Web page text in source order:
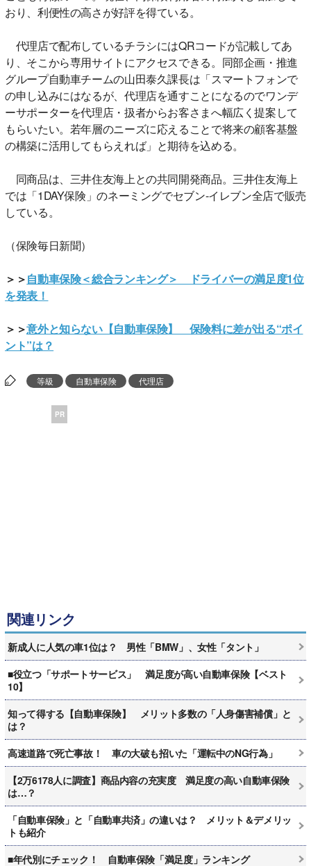
おり、利便性の高さが好評を得ている。
代理店で配布しているチラシにはQRコードが記載してあ
り、そこから専用サイトにアクセスできる。同部企画・推進
グループ自動車チームの山田泰久課長は「スマートフォンで
の申し込みにはなるが、代理店を通すことになるのでワンデ
ーサポーターを代理店・扱者からお客さまへ幅広く提案して
もらいたい。若年層のニーズに応えることで将来の顧客基盤
の構築に活用してもらえれば」と期待を込める。
同商品は、三井住友海上との共同開発商品。三井住友海上
では「1DAY保険」のネーミングでセブン-イレブン全店で販売
している。
（保険毎日新聞）
＞＞自動車保険＜総合ランキング＞ ドライバーの満足度1位
を発表！
＞＞意外と知らない【自動車保険】 保険料に差が出る“ポイ
ント”は？
等級 自動車保険 代理店
PR
関連リンク
新成人に人気の車1位は？ 男性「BMW」、女性「タント」
■役立つ「サポートサービス」 満足度が高い自動車保険【ベスト
10】
知って得する【自動車保険】 メリット多数の「人身傷害補償」と
は？
高速道路で死亡事故！ 車の大破も招いた「運転中のNG行為」
【2万6178人に調査】商品内容の充実度 満足度の高い自動車保険
は…？
「自動車保険」と「自動車共済」の違いは？ メリット＆デメリッ
トも紹介
■年代別にチェック！ 自動車保険「満足度」ランキング